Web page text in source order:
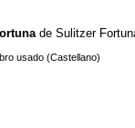
de Sulitzer
usado (Castellano)